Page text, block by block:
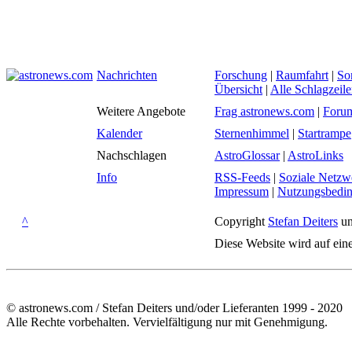
Nachrichten Forschung | Raumfahrt |
Übersicht | Alle
Weitere Angebote
Frag astronews.com |
Kalender
Sternenhimmel | Startrampe
Nachschlagen
AstroGlossar| AstroLinks
Info
RSS-Feeds | Soziale
Impressum |
^ Copyright Stefan Deiters
Diese Website wird auf
© astronews.com / Stefan Deiters und/oder Lieferanten 1999 - 2020
Alle Rechte vorbehalten. Vervielfältigung nur mit Genehmigung.